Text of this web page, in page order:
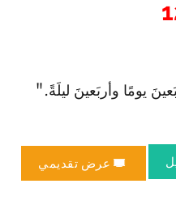
يومًا وأربَعينَ ليلَةً."
عرض تقديمي